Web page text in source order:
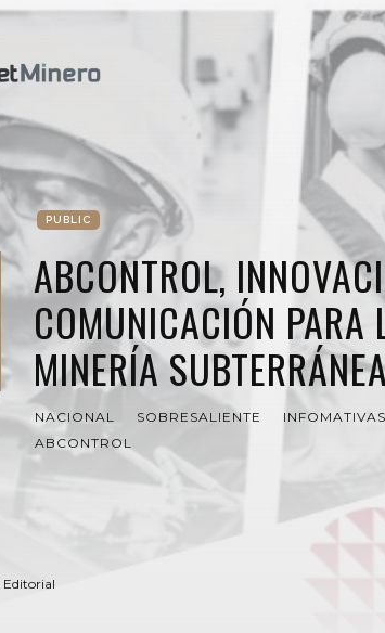
PUBLIC
ABCONTROL,
COMUNICACIÓN PARA
MINERÍA
NACIONAL SOBRESALIENTE INFOMATIVAS
ABCONTROL
Editorial